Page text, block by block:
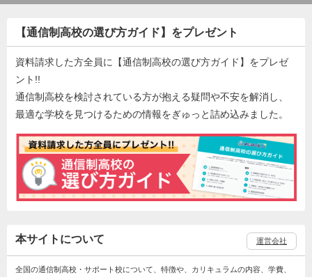
【通信制高校の選び方ガイド】をプレゼント
資料請求した方全員に【通信制高校の選び方ガイド】をプレゼ
ント!!
通信制高校を検討されている方が抱える疑問や不安を解消し、
最適な学校を見つけるための情報をぎゅっと詰め込みました。
本サイトについて 運営会社
全国の通信制高校・サポート校について、特徴や、カリキュラムの内容、学費、